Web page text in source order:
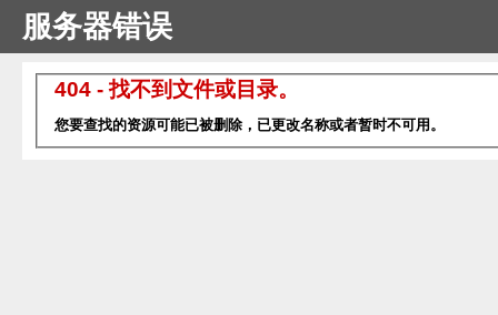
服务器错误
404 - 找不到文件或目录。
您要查找的资源可能已被删除，已更改名称或者暂时不可用。